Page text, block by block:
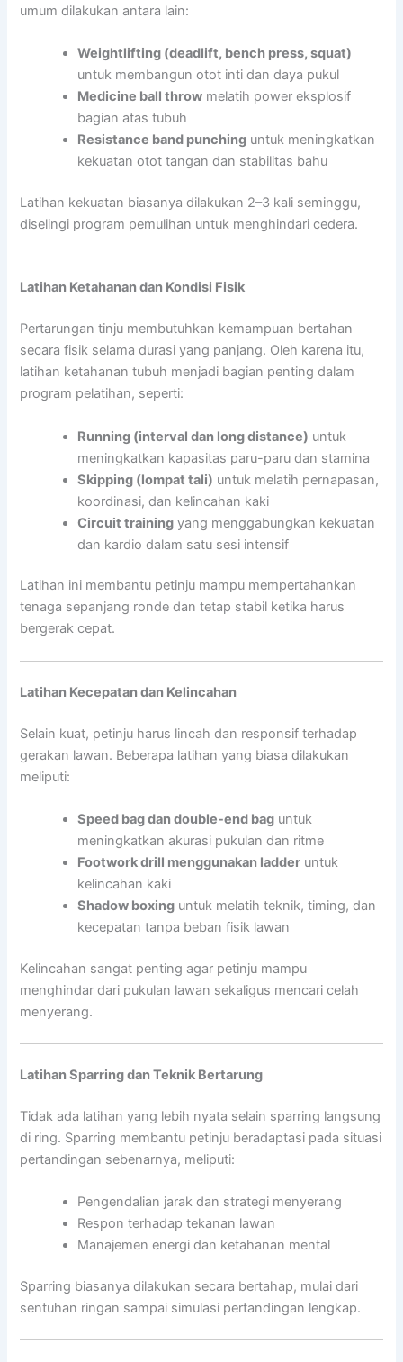
umum dilakukan antara lain:
Weightlifting (deadlift, bench press, squat)
untuk membangun otot inti dan daya pukul
Medicine ball throw melatih power eksplosif
bagian atas tubuh
Resistance band punching untuk meningkatkan
kekuatan otot tangan dan stabilitas bahu
Latihan kekuatan biasanya dilakukan 2–3 kali seminggu,
diselingi program pemulihan untuk menghindari cedera.
Latihan Ketahanan dan Kondisi Fisik
Pertarungan tinju membutuhkan kemampuan bertahan
secara fisik selama durasi yang panjang. Oleh karena itu,
latihan ketahanan tubuh menjadi bagian penting dalam
program pelatihan, seperti:
Running (interval dan long distance) untuk
meningkatkan kapasitas paru-paru dan stamina
Skipping (lompat tali) untuk melatih pernapasan,
koordinasi, dan kelincahan kaki
Circuit training yang menggabungkan kekuatan
dan kardio dalam satu sesi intensif
Latihan ini membantu petinju mampu mempertahankan
tenaga sepanjang ronde dan tetap stabil ketika harus
bergerak cepat.
Latihan Kecepatan dan Kelincahan
Selain kuat, petinju harus lincah dan responsif terhadap
gerakan lawan. Beberapa latihan yang biasa dilakukan
meliputi:
Speed bag dan double-end bag untuk
meningkatkan akurasi pukulan dan ritme
Footwork drill menggunakan ladder untuk
kelincahan kaki
Shadow boxing untuk melatih teknik, timing, dan
kecepatan tanpa beban fisik lawan
Kelincahan sangat penting agar petinju mampu
menghindar dari pukulan lawan sekaligus mencari celah
menyerang.
Latihan Sparring dan Teknik Bertarung
Tidak ada latihan yang lebih nyata selain sparring langsung
di ring. Sparring membantu petinju beradaptasi pada situasi
pertandingan sebenarnya, meliputi:
Pengendalian jarak dan strategi menyerang
Respon terhadap tekanan lawan
Manajemen energi dan ketahanan mental
Sparring biasanya dilakukan secara bertahap, mulai dari
sentuhan ringan sampai simulasi pertandingan lengkap.